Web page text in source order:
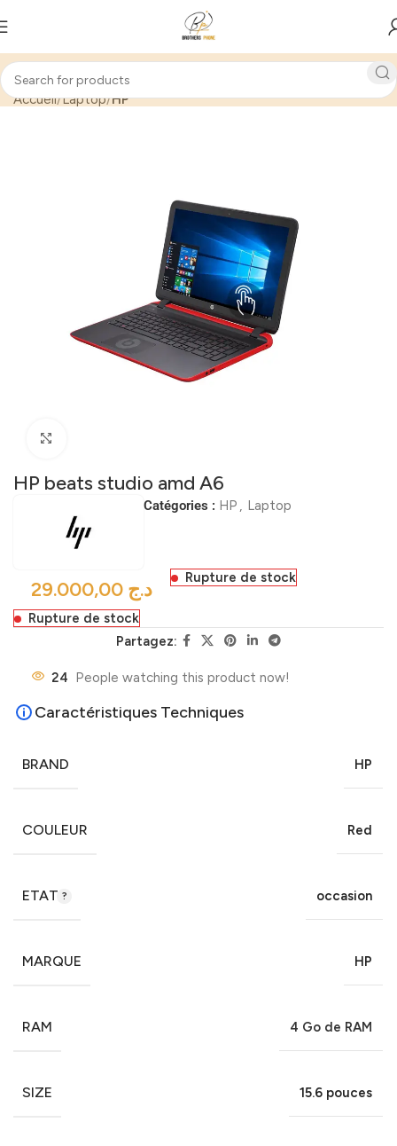
Accueil Laptop HP
HP beats studio amd A6
Catégories : HP , Laptop
د.ج Rupture de stock
Rupture de stock
Partagez:
24 People watching this product now!
Caractéristiques Techniques
BRAND HP
COULEUR Red
ETAT occasion
MARQUE HP
RAM 4 Go de RAM
SIZE 15.6 pouces